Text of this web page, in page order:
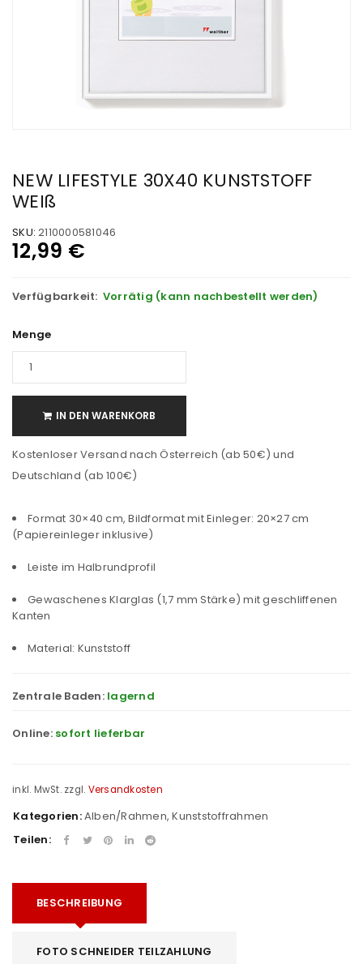
NEW LIFESTYLE 30X40 KUNSTSTOFF
WEIß
SKU: 2110000581046
12,99 €
Verfügbarkeit: Vorrätig (kann nachbestellt werden)
Menge
IN DEN WARENKORB
Kostenloser Versand nach Österreich (ab 50€) und
Deutschland (ab 100€)
Format 30×40 cm, Bildformat mit Einleger: 20×27 cm
(Papiereinleger inklusive)
Leiste im Halbrundprofil
Gewaschenes Klarglas (1,7 mm Stärke) mit geschliffenen
Kanten
Material: Kunststoff
Zentrale Baden: lagernd
Online: sofort lieferbar
inkl. MwSt. zzgl. Versandkosten
Kategorien:Alben/Rahmen,Kunststoffrahmen
Teilen:
BESCHREIBUNG
FOTO SCHNEIDER TEILZAHLUNG